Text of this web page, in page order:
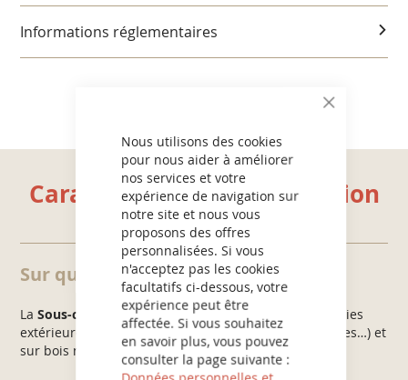
CLOSE
Nous utilisons des cookies
pour nous aider à améliorer
nos services et votre
expérience de navigation sur
notre site et nous vous
proposons des offres
personnalisées. Si vous
n'acceptez pas les cookies
facultatifs ci-dessous, votre
expérience peut être
affectée. Si vous souhaitez
en savoir plus, vous pouvez
consulter la page suivante :
Informations réglementaires
Caractéristiques et utilisation
Sur quels supports ?
La Sous-couche Bois Noirciss’applique sur les boiseries
extérieures anciennes (volets, fenêtres, clôtures, portes…) et
sur bois nu, abîmé et noirci.